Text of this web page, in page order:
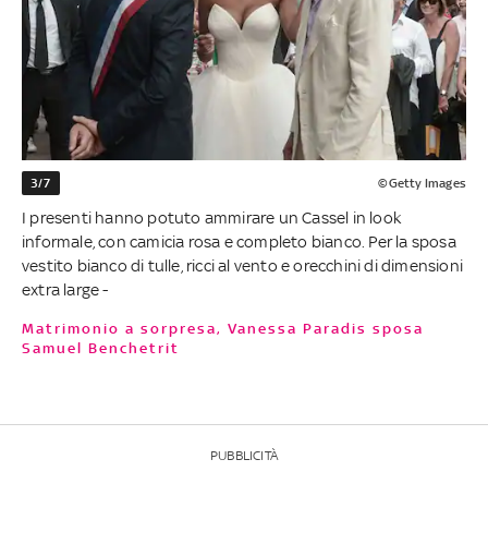
3/7 ©Getty Images
I presenti hanno potuto ammirare un Cassel in look
informale, con camicia rosa e completo bianco. Per la sposa
vestito bianco di tulle, ricci al vento e orecchini di dimensioni
extra large -
Matrimonio a sorpresa, Vanessa Paradis sposa
Samuel Benchetrit
PUBBLICITÀ